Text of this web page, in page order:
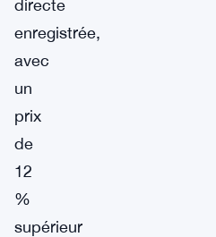
directe
enregistrée,
avec
un
prix
de
12
%
supérieur